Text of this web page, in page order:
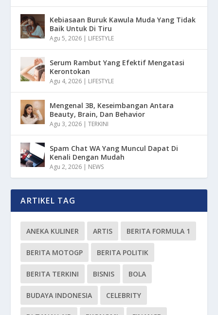
Kebiasaan Buruk Kawula Muda Yang Tidak
Baik Untuk Di Tiru
Agu 5, 2026 | LIFESTYLE
Serum Rambut Yang Efektif Mengatasi
Kerontokan
Agu 4, 2026 | LIFESTYLE
Mengenal 3B, Keseimbangan Antara
Beauty, Brain, Dan Behavior
Agu 3, 2026 |TERKINI
Spam Chat WA Yang Muncul Dapat Di
Kenali Dengan Mudah
Agu 2, 2026 | NEWS
ARTIKEL TAG
ANEKA KULINER ARTIS BERITA FORMULA 1
BERITA MOTOGP BERITA POLITIK
BERITA TERKINI BISNIS BOLA
BUDAYA INDONESIA CELEBRITY